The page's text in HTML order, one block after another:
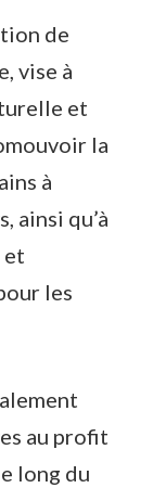
de
vise à
et
la
à
ainsi qu’à
et
les
au profit
long du